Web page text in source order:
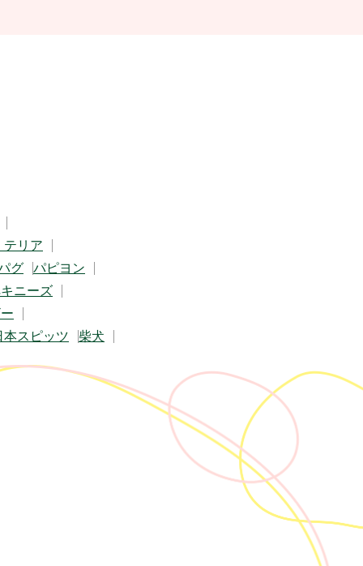
テリア
グ
パピヨン
ニーズ
本スピッツ
柴犬